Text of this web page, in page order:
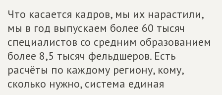
Что касается кадров, мы их нарастили,
мы в год выпускаем более 60 тысяч
специалистов со средним образованием
более 8,5 тысяч фельдшеров. Есть
расчёты по каждому региону, кому,
сколько нужно, система единая